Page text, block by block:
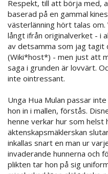
Respekt, till att börja med,
baserad på en gammal
västerlänning hört talas
långt ifrån originalverket - i
av detsamma som jag tagit
(Wiki*host*) - men just att
saga i grunden är lovvärt.
inte ointressant.
Unga Hua Mulan passar
hon in i mallen, förstås.
henne verkar hur som
äktenskapsmäklerskan
inkallas snart en man ur
invaderande hunnerna och
plikten tar hon på sig